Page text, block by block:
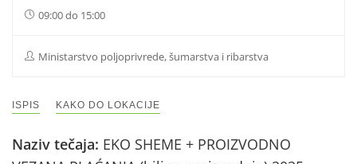
09:00 do 15:00
Ministarstvo poljoprivrede, šumarstva i ribarstva
ISPIS KAKO DO LOKACIJE
Naziv tečaja: EKO SHEME + PROIZVODNO